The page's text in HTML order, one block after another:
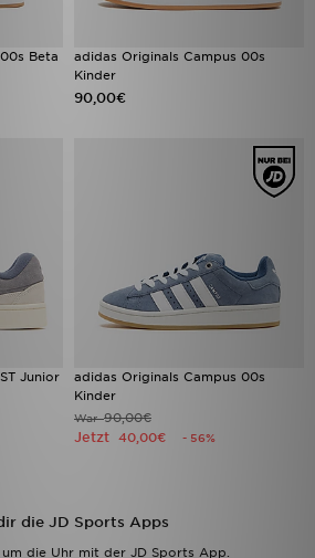
Beta
adidas Originals Campus 00s
Kinder
90,00€
Junior
adidas Originals Campus 00s
Kinder
War90,00€
Jetzt 40,00€ - 56%
die JD Sports Apps
die Uhr mit der JD Sports App.